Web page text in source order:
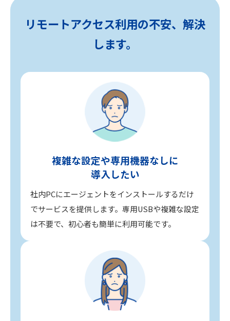
リモートアクセス利用の不安、解決
します。
複雑な設定や専用機器なしに
導入したい
社内PCにエージェントをインストールするだけ
でサービスを提供します。専用USBや複雑な設定
は不要で、初心者も簡単に利用可能です。